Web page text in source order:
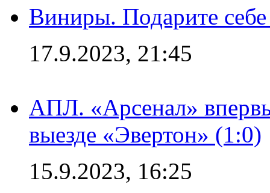
Виниры. Подарите
17.9.2023, 21:45
АПЛ. «Арсенал»
выезде «Эвертон» (1:0)
15.9.2023, 16:25